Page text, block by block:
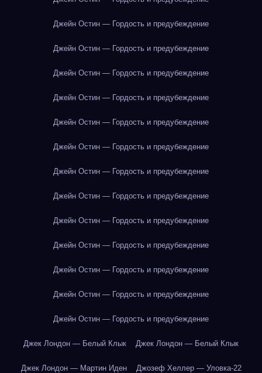
Джейн Остин — Гордость и предубеждение
Джейн Остин — Гордость и предубеждение
Джейн Остин — Гордость и предубеждение
Джейн Остин — Гордость и предубеждение
Джейн Остин — Гордость и предубеждение
Джейн Остин — Гордость и предубеждение
Джейн Остин — Гордость и предубеждение
Джейн Остин — Гордость и предубеждение
Джейн Остин — Гордость и предубеждение
Джейн Остин — Гордость и предубеждение
Джейн Остин — Гордость и предубеждение
Джейн Остин — Гордость и предубеждение
Джейн Остин — Гордость и предубеждение
Джек Лондон — Белый Клык Джек Лондон — Белый Клык
Джек Лондон — Мартин Иден Джозеф Хеллер — Уловка-22